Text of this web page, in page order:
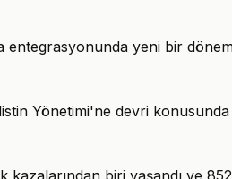
yeni bir dönem
Yönetimi'ne devri
biri yaşandı ve 852